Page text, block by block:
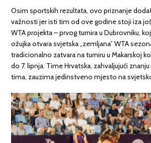
Osim sportskih rezultata, ovo priznanje
važnosti jer isti tim od ove godine stoji iza
WTA projekta – prvog turnira u Dubrovniku,
ožujka otvara svjetska „zemljana” WTA
tradicionalno zatvara na turniru u Makarskoj
do 7. lipnja. Time Hrvatska, zahvaljujući
tima, zauzima jedinstveno mjesto na